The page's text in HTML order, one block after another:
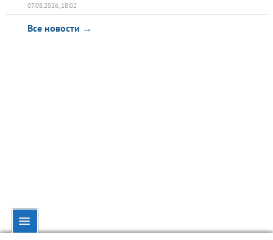
07.08.2026, 18:02
Все новости →